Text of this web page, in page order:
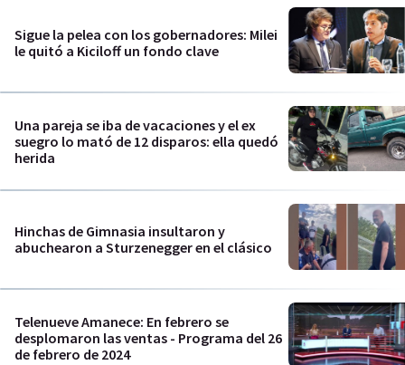
Sigue la pelea con los gobernadores: Milei
le quitó a Kiciloff un fondo clave
Una pareja se iba de vacaciones y el ex
suegro lo mató de 12 disparos: ella quedó
herida
Hinchas de Gimnasia insultaron y
abuchearon a Sturzenegger en el clásico
Telenueve Amanece: En febrero se
desplomaron las ventas - Programa del 26
de febrero de 2024